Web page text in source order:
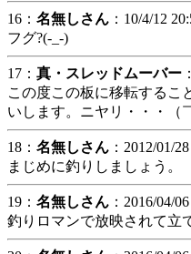
16： 名無しさん ：10/4/12
フグ?(-_-)
17： 真・スレッドムーバー
この度この板に移転するこ
いします。ニヤリ・・・（
18： 名無しさん ：2012/01/
まじめに釣りしましょう。
19： 名無しさん ：2016/04/
釣りロマンで放映されて立